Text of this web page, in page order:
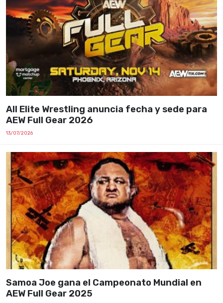
All Elite Wrestling anuncia fecha y sede para
AEW Full Gear 2026
13/07/2026
Samoa Joe gana el Campeonato Mundial en
AEW Full Gear 2025